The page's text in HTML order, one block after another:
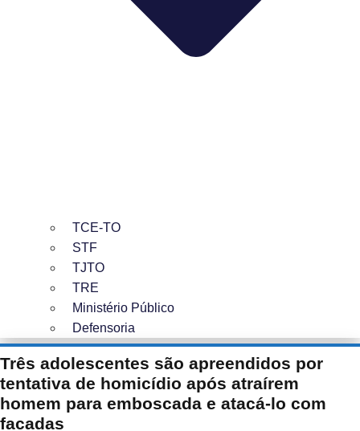
TCE-TO
STF
TJTO
TRE
Ministério Público
Defensoria
Três adolescentes são apreendidos por
tentativa de homicídio após atraírem
homem para emboscada e atacá-lo com
facadas